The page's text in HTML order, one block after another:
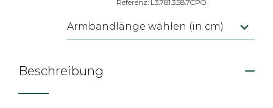
Referenz: L3.781.3.58.7CPO
Armbandlänge wählen (in cm)
Beschreibung